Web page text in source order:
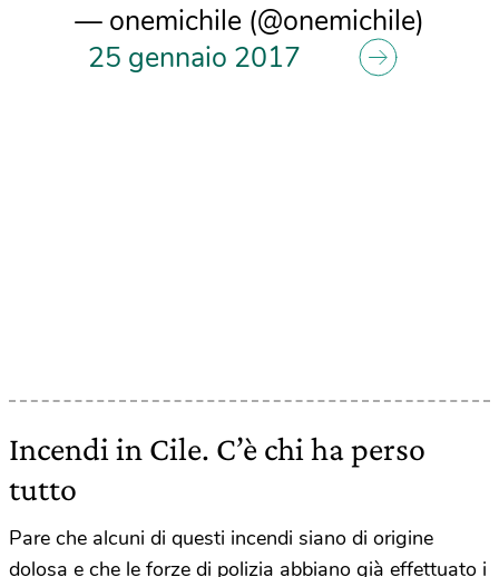
— onemichile (@onemichile)
25 gennaio 2017
Incendi in Cile. C’è chi ha perso
tutto
Pare che alcuni di questi incendi siano di origine
dolosa e che le forze di polizia abbiano già effettuato i